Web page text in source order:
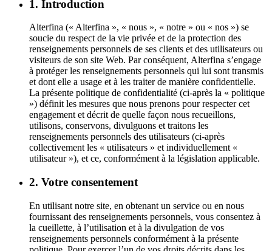
1. Introduction
Alterfina (« Alterfina », « nous », « notre » ou « nos ») se
soucie du respect de la vie privée et de la protection des
renseignements personnels de ses clients et des utilisateurs ou
visiteurs de son site Web. Par conséquent, Alterfina s’engage
à protéger les renseignements personnels qui lui sont transmis
et dont elle a usage et à les traiter de manière confidentielle.
La présente politique de confidentialité (ci-après la « politique
») définit les mesures que nous prenons pour respecter cet
engagement et décrit de quelle façon nous recueillons,
utilisons, conservons, divulguons et traitons les
renseignements personnels des utilisateurs (ci-après
collectivement les « utilisateurs » et individuellement «
utilisateur »), et ce, conformément à la législation applicable.
2. Votre consentement
En utilisant notre site, en obtenant un service ou en nous
fournissant des renseignements personnels, vous consentez à
la cueillette, à l’utilisation et à la divulgation de vos
renseignements personnels conformément à la présente